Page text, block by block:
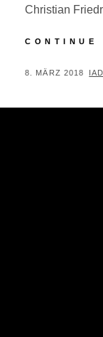
Christian
CONTINUE
POSTED
8. MÄRZ 2018 BY